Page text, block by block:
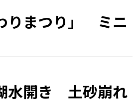
りまつり」 ミニ
水開き 土砂崩れ